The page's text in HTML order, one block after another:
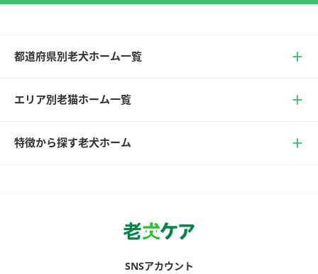
都道府県別老犬ホーム一覧
エリア別老猫ホーム一覧
特徴から探す老犬ホーム
SNSアカウント